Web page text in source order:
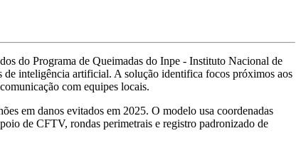
do Programa de Queimadas do Inpe - Instituto Nacional de
de inteligência artificial. A solução identifica focos próximos aos
com equipes locais.
em danos evitados em 2025. O modelo usa coordenadas
de CFTV, rondas perimetrais e registro padronizado de